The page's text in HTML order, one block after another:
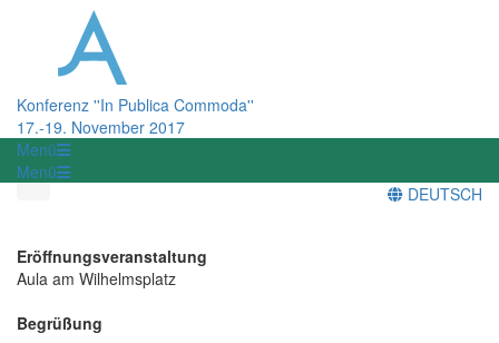
Konferenz ''In Publica Commoda''
17.-19. November 2017
Menü
Menü
DEUTSCH
Eröffnungsveranstaltung
Aula am Wilhelmsplatz
Begrüßung